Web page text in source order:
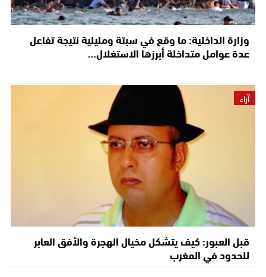
وزارة الداخلية: ما وقع في سبتة ومليلية نتيجة تفاعل
عدة عوامل متداخلة أبرزها الاستغلال…
آراء
قبل العبور: كيف يتشكل مخيال الهجرة والأفق العابر
للحدود في المغرب